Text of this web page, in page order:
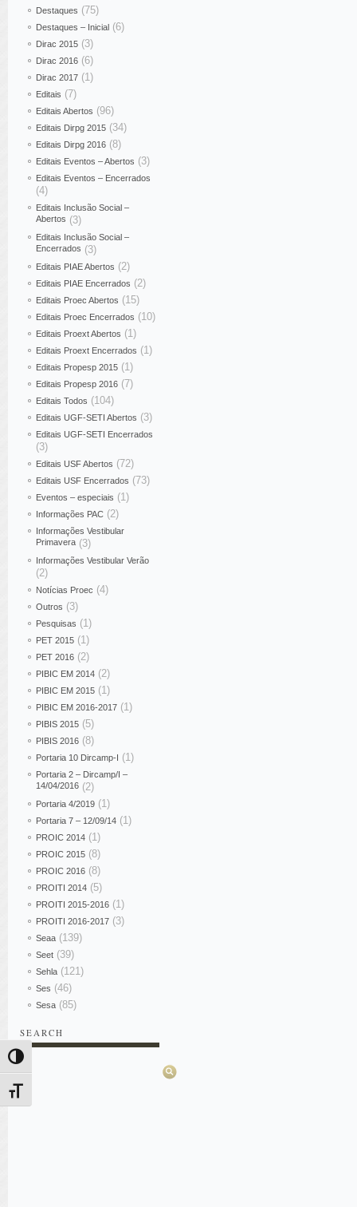
Alternar alto contraste
Alternar tamanho da fonte
Destaques (75)
Destaques – Inicial (6)
Dirac 2015 (3)
Dirac 2016 (6)
Dirac 2017 (1)
Editais (7)
Editais Abertos (96)
Editais Dirpg 2015 (34)
Editais Dirpg 2016 (8)
Editais Eventos – Abertos (3)
Editais Eventos – Encerrados
(4)
Editais Inclusão Social –
Abertos (3)
Editais Inclusão Social –
Encerrados (3)
Editais PIAE Abertos (2)
Editais PIAE Encerrados (2)
Editais Proec Abertos (15)
Editais Proec Encerrados (10)
Editais Proext Abertos (1)
Editais Proext Encerrados (1)
Editais Propesp 2015 (1)
Editais Propesp 2016 (7)
Editais Todos (104)
Editais UGF-SETI Abertos (3)
Editais UGF-SETI Encerrados
(3)
Editais USF Abertos (72)
Editais USF Encerrados (73)
Eventos – especiais (1)
Informações PAC (2)
Informações Vestibular
Primavera (3)
Informações Vestibular Verão
(2)
Notícias Proec (4)
Outros (3)
Pesquisas (1)
PET 2015 (1)
PET 2016 (2)
PIBIC EM 2014 (2)
PIBIC EM 2015 (1)
PIBIC EM 2016-2017 (1)
PIBIS 2015 (5)
PIBIS 2016 (8)
Portaria 10 Dircamp-I (1)
Portaria 2 – Dircamp/I –
14/04/2016 (2)
Portaria 4/2019 (1)
Portaria 7 – 12/09/14 (1)
PROIC 2014 (1)
PROIC 2015 (8)
PROIC 2016 (8)
PROITI 2014 (5)
PROITI 2015-2016 (1)
PROITI 2016-2017 (3)
Seaa (139)
Seet (39)
Sehla (121)
Ses (46)
Sesa (85)
SEARCH
Pesquisar